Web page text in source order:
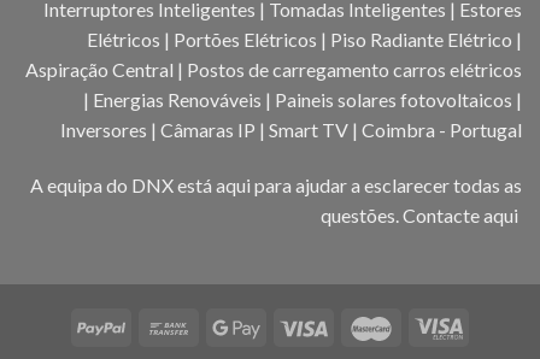
Interruptores Inteligentes | Tomadas Inteligentes | Estores
Elétricos | Portões Elétricos | Piso Radiante Elétrico |
Aspiração Central | Postos de carregamento carros elétricos
| Energias Renováveis | Paineis solares fotovoltaicos |
Inversores | Câmaras IP | Smart TV | Coimbra - Portugal
A equipa do DNX está aqui para ajudar a esclarecer todas as
questões.Contacte aqui